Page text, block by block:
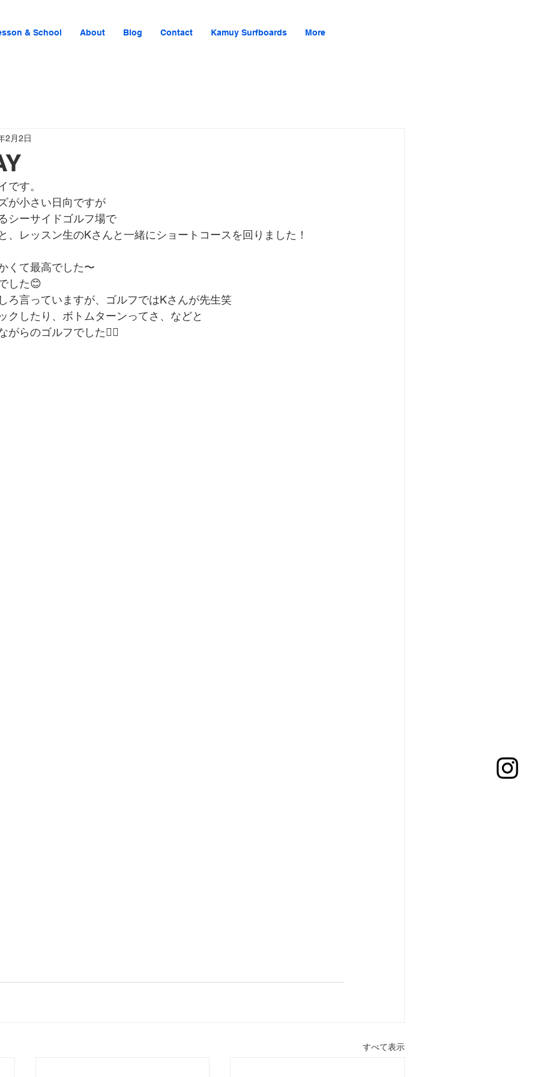
& School About Blog Contact Kamuy Surfboards More
2月2日
です。
が小さい日向ですが
シーサイドゴルフ場で
、レッスン生のKさんと一緒にショートコースを回りました！
くて最高でした〜
した😊
ろ言っていますが、ゴルフではKさんが先生笑
クしたり、ボトムターンってさ、などと
がらのゴルフでした🏌️‍♂️
すべて表示